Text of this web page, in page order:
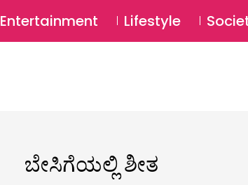
Entertainment Lifestyle
ಬೇಸಿಗೆಯಲ್ಲಿ ಶೀತ